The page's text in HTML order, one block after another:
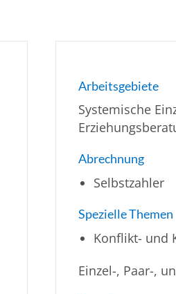
Arbeitsgebiete
Systemische
Abrechnung
Selbstzahler
Spezielle Themen
Konflikt- und
Einzel-, Paar-,